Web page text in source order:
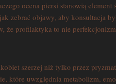
ocena piersi stanowią
zebrać objawy, aby konsultacja
że profilaktyka to nie
szerzej niż tylko przez
które uwzględnia metabolizm,